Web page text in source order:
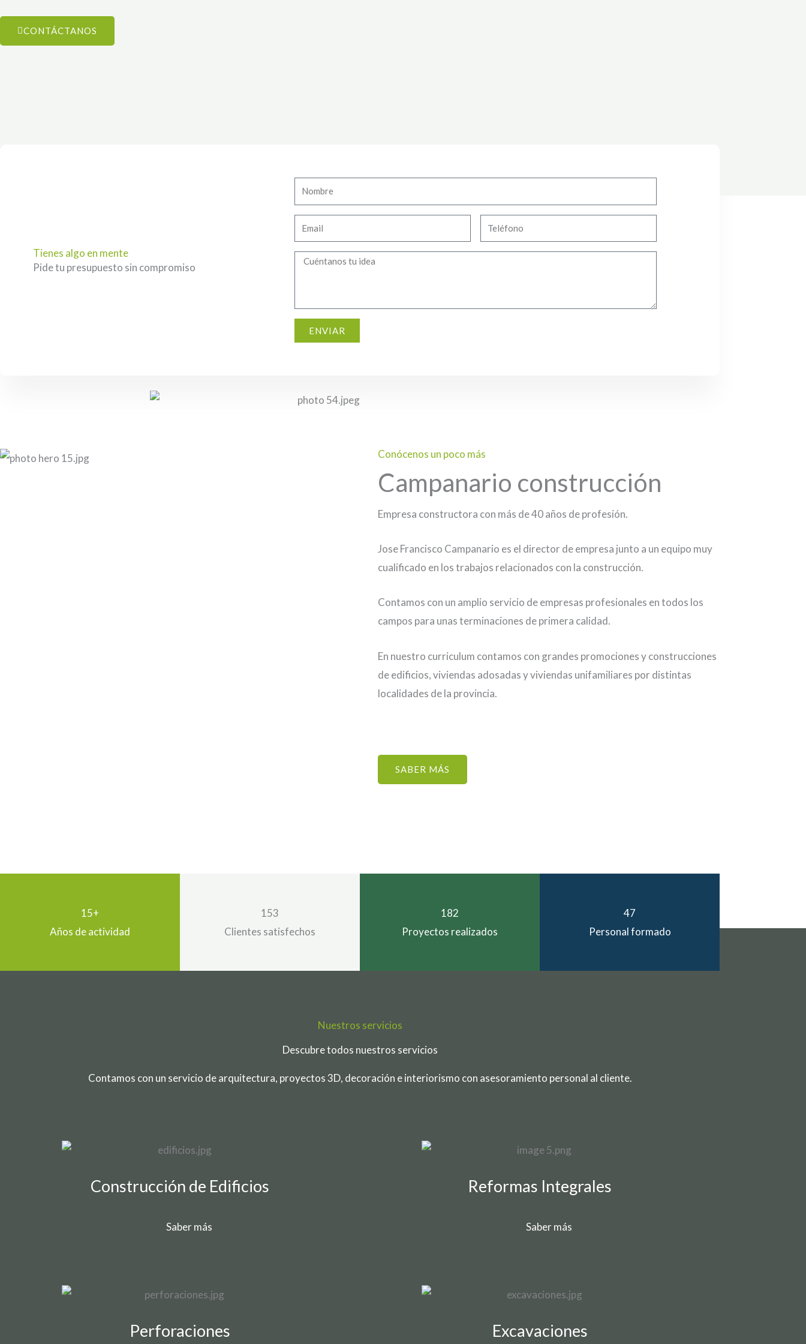
CONTÁCTANOS
Tienes algo en mente
Pide tu presupuesto sin compromiso
ENVIAR
Conócenos un poco más
Campanario construcción
Empresa constructora con más de 40 años de profesión.
Jose Francisco Campanario es el director de empresa junto a un equipo muy
cualificado en los trabajos relacionados con la construcción.
Contamos con un amplio servicio de empresas profesionales en todos los
campos para unas terminaciones de primera calidad.
En nuestro curriculum contamos con grandes promociones y construcciones
de edificios, viviendas adosadas y viviendas unifamiliares por distintas
localidades de la provincia.
SABER MÁS
15+
Años de actividad
153
Clientes satisfechos
182
Proyectos realizados
47
Personal formado
Nuestros servicios
Descubre todos nuestros servicios
Contamos con un servicio de arquitectura, proyectos 3D, decoración e interiorismo con asesoramiento personal al cliente.
Construcción de Edificios
Saber más
Reformas Integrales
Saber más
Perforaciones Excavaciones